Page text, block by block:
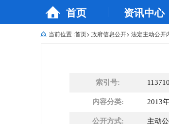
首页 资讯中心
当前位置 :首页> 政府信息公开> 法定主动公开
索引号:
内容分类: 2013
公开方式: 主动